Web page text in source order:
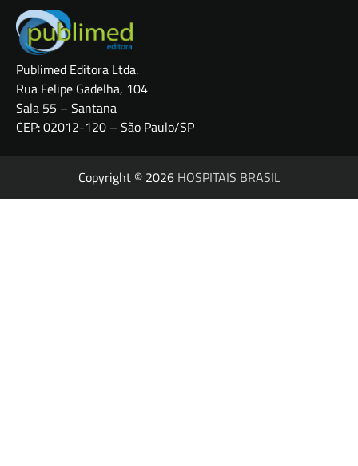
Publimed Editora Ltda.
Rua Felipe Gadelha, 104
Sala 55 – Santana
CEP: 02012-120 – São Paulo/SP
Copyright © 2026 HOSPITAIS BRASIL